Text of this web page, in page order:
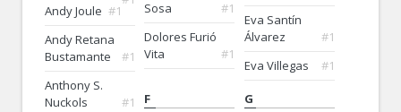
Andy Joule #1
Andy Retana
Bustamante
#1
Anthony S.
Nuckols
#1
Sosa
#1
Dolores Furió
Vita
#1
Eva Santín
Álvarez
#1
Eva Villegas
#1
F
G